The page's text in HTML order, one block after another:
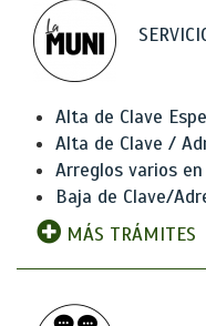
Alta de Clave
Alta de Clave /
Arreglos varios
Baja de Clave/
MÁS TRÁMITES